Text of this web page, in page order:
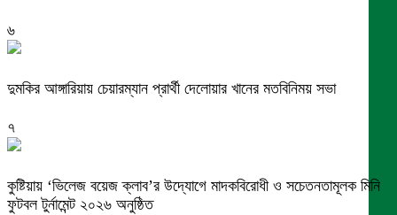
৬
দুমকির আঙ্গারিয়ায় চেয়ারম্যান প্রার্থী দেলোয়ার খানের মতবিনিময় সভা
৭
কুষ্টিয়ায় ‘ভিলেজ বয়েজ ক্লাব’র উদ্যোগে মাদকবিরোধী ও সচেতনতামূলক মিনি
ফুটবল টুর্নামেন্ট ২০২৬ অনুষ্ঠিত